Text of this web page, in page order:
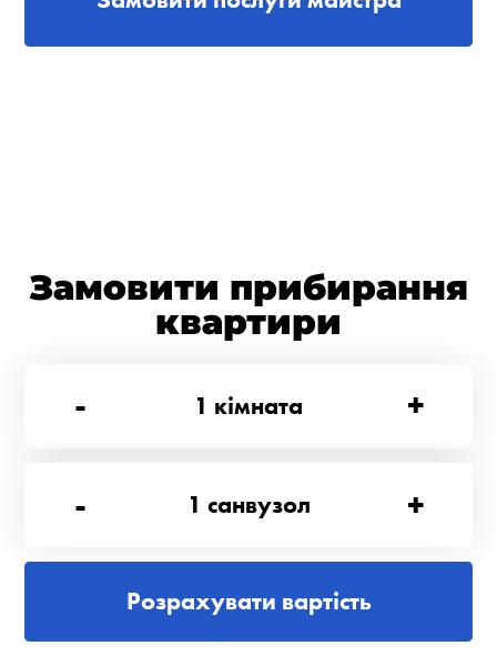
Замовити прибирання
квартири
-
1 кімната +
- 1 санвузол +
Розрахувати вартість